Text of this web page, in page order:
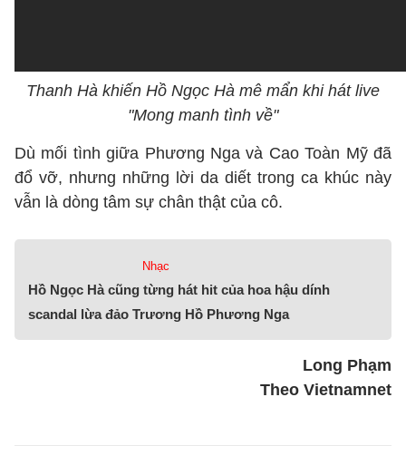
Thanh Hà khiến Hồ Ngọc Hà mê mẩn khi hát live
"Mong manh tình về"
Dù mối tình giữa Phương Nga và Cao Toàn Mỹ đã
đổ vỡ, nhưng những lời da diết trong ca khúc này
vẫn là dòng tâm sự chân thật của cô.
Nhạc
Hồ Ngọc Hà cũng từng hát hit của hoa hậu dính
scandal lừa đảo Trương Hồ Phương Nga
Long Phạm
Theo Vietnamnet